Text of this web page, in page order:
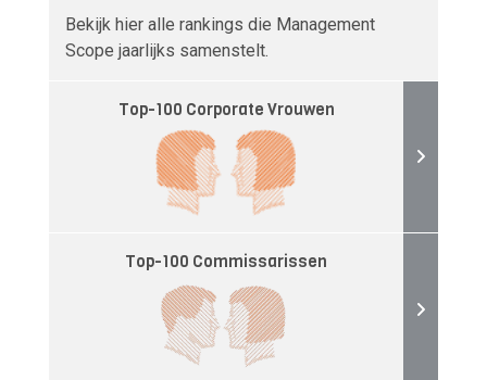
Bekijk hier alle rankings die Management
Scope jaarlijks samenstelt.
Top-100 Corporate Vrouwen
Top-100 Commissarissen